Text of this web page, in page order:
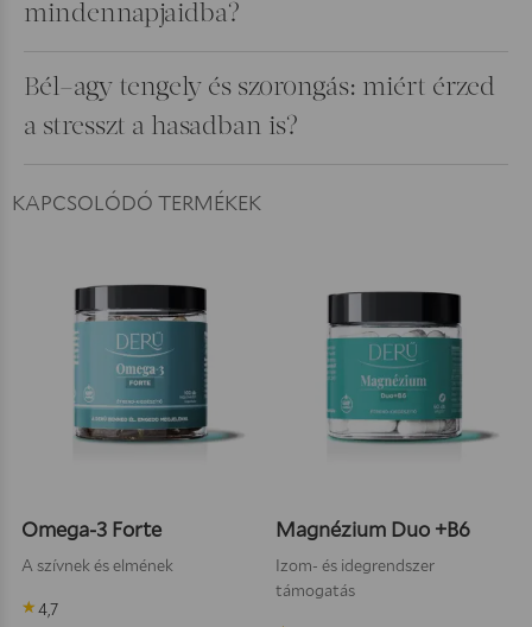
mindennapjaidba?
Bél–agy tengely és szorongás: miért érzed
a stresszt a hasadban is?
KAPCSOLÓDÓ TERMÉKEK
Omega-3 Forte
A szívnek és elmének
4,7
Magnézium Duo +B6
Izom- és idegrendszer
támogatás